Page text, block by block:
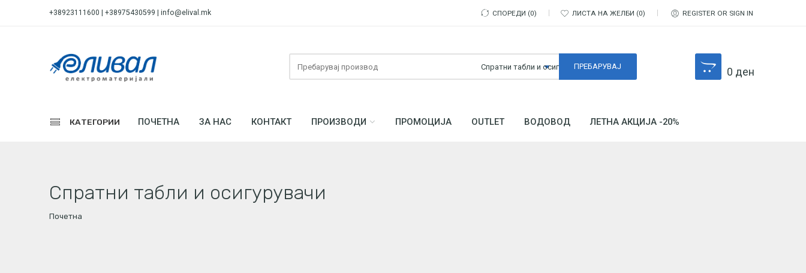
+38923111600 | +38975430599 | info@elival.mk СПОРЕДИ 0 ЛИСТА НА ЖЕЛБИ 0 REGISTER OR SIGN IN
0 ден
КАТЕГОРИИ ПОЧЕТНА ЗА НАС КОНТАКТ ПРОИЗВОДИ ПРОМОЦИЈА OUTLET ВОДОВОД ЛЕТНА АКЦИЈА -20%
Спратни табли и осигурувачи
Почетна